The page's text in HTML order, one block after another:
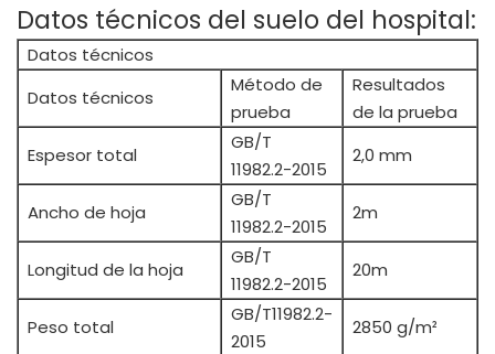
Datos técnicos del suelo del hospital:
Datos técnicos
Datos técnicos
Método de
prueba
Resultados
de la prueba
Espesor total
GB/T
11982.2-2015
2,0 mm
Ancho de hoja
GB/T
11982.2-2015
2m
Longitud de la hoja
GB/T
11982.2-2015
20m
Peso total
GB/T11982.2-
2015
2850 g/m²